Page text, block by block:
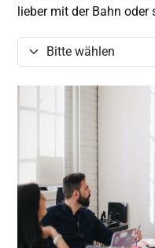
lieber mit der Bahn